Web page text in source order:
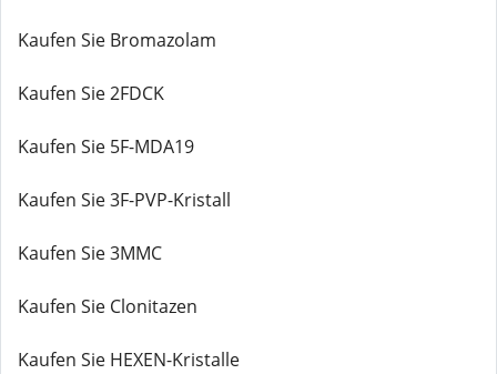
Kaufen Sie Bromazolam
Kaufen Sie 2FDCK
Kaufen Sie 5F-MDA19
Kaufen Sie 3F-PVP-Kristall
Kaufen Sie 3MMC
Kaufen Sie Clonitazen
Kaufen Sie HEXEN-Kristalle